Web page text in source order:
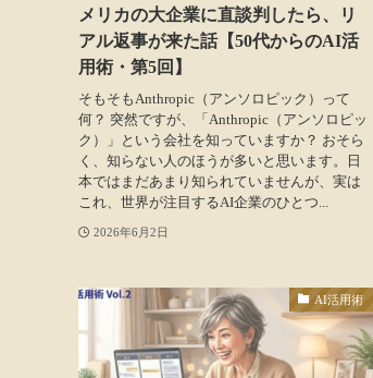
メリカの大企業に直談判したら、リ
アル返事が来た話【50代からのAI活
用術・第5回】
そもそもAnthropic（アンソロピック）って
何？ 突然ですが、「Anthropic（アンソロピッ
ク）」という会社を知っていますか？ おそら
く、知らない人のほうが多いと思います。日
本ではまだあまり知られていませんが、実は
これ、世界が注目するAI企業のひとつ...
2026年6月2日
AI活用術